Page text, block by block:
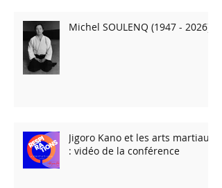
Michel SOULENQ (1947 - 2026)
Jigoro Kano et les arts martiaux
: vidéo de la conférence